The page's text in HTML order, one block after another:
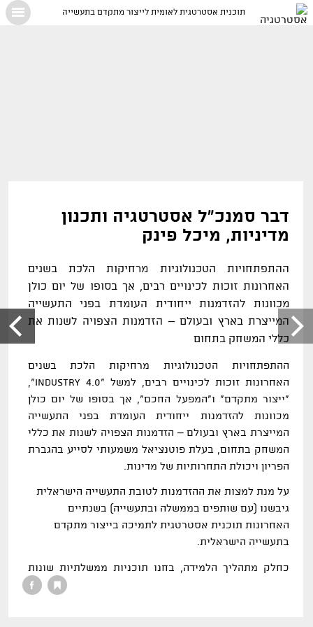
תוכנית אסטרטגית לאומית לייצור מתקדם בתעשייה
דבר סמנכ"ל אסטרטגיה ותכנון
מדיניות, מיכל פינק
ההתפתחויות הטכנולוגיות מרחיקות הלכת בשנים
האחרונות זוכות לכינויים רבים, אך בסופו של יום כולן
מכוונות להזדמנות ייחודית העומדת בפני התעשייה
המייצרת בארץ ובעולם – הזדמנות הצפויה לשנות את
כללי המשחק בתחום
ההתפתחויות הטכנולוגיות מרחיקות הלכת בשנים
האחרונות זוכות לכינויים רבים, למשל "Industry 4.0
",
"ייצור מתקדם" ו"המפעל החכם", אך בסופו של יום כולן
מכוונות להזדמנות ייחודית העומדת בפני התעשייה
המייצרת בארץ ובעולם – הזדמנות הצפויה לשנות את כללי
המשחק בתחום, בעלת פוטנציאל משמעותי לסייע בהגברת
הפריון ויכולת התחרותיות של מדינות.
על מנת למצות את ההזדמנות לטובת התעשייה הישראלית
גיבשנו (עם שותפים בממשלה ובתעשייה) בשנתיים
האחרונות תוכנית אסטרטגית לתמיכה בייצור מתקדם
בתעשייה הישראלית.
כחלק מתהליך הלמידה, בחנו תוכניות ממשלתיות שונות
העוסקות בנושא ומצאנו שלממשלה תפקיד משמעותי
X